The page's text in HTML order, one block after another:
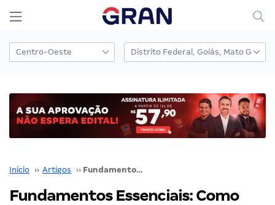
Início ›› Artigos ›› Fundamentos Essenciais: Como Criar uma Base Sólida para Seus Estudos
Fundamentos Essenciais: Como